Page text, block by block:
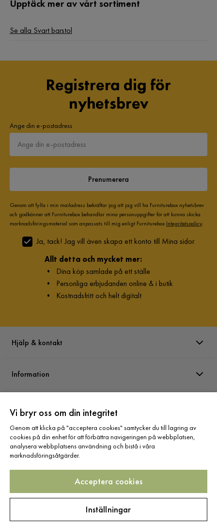
Upptäck mer av vårt sortiment
Se alla Svart barstol
Registrera dig för
nyhetsbrev
Ange din e-postadress
Prenumerera
Genom att fylla i min mailadress bekräftar jag att jag vill ha Furniturebox nyhetsbrev
och godkänner att Furniturebox behandlar mina personuppgifter för att kunna skicka
marknadsföringsmaterial som anpassats till mig enligt Furniturebox Integritetspolicy.
Ja, tack! Jag vill även skapa ett konto till Mina sidor.
Allt detta och mycket mer:
• Dina köp samlade på ett ställe
• Personliga erbjudanden online & i butik
• Kostnadsfritt och helt digitalt
Hjälp & kontakt
Information
Sortiment
Följ oss
Vi bryr oss om din integritet
Genom att klicka på "acceptera cookies" samtycker du till lagring av
cookies på din enhet för att förbättra navigeringen på webbplatsen,
analysera webbplatsens användning och bistå i våra
marknadsföringsåtgärder.
Acceptera cookies
Inställningar